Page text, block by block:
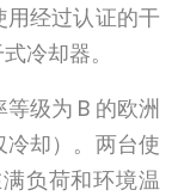
经过认证的干
冷却器。
级为 B 的欧洲
却）。两台使
负荷和环境温